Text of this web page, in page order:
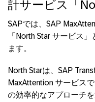
計サービス「
SAPでは、SAP
「North Star サービス
ます。
North Starは、SAP
MaxAttention サービス
の効率的なアプローチ